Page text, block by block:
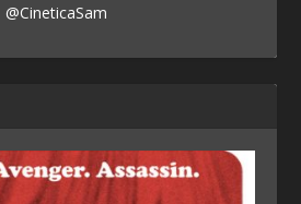
@CineticaSam